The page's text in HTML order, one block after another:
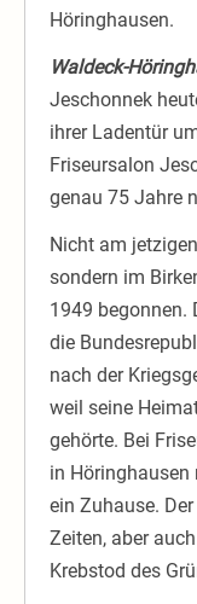
Höringhausen.
Waldeck-
Jeschonnek
ihrer Ladentür
Friseursalon
genau 75 Jahre
Nicht am
sondern im
1949 begonnen.
die
nach der
weil seine
gehörte. Bei
in Höringhausen
ein Zuhause.
Zeiten, aber
Krebstod des